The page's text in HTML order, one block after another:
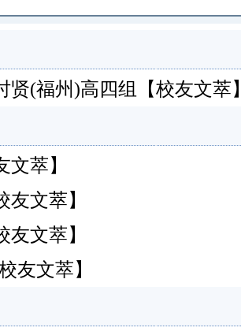
(福州)高四组【校友文萃】
萃】
文萃】
文萃】
友文萃】